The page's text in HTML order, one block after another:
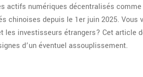
actifs numériques décentralisés
chinoises depuis le 1er juin 2025. Vous
investisseurs étrangers? Cet article
d’un éventuel assouplissement.